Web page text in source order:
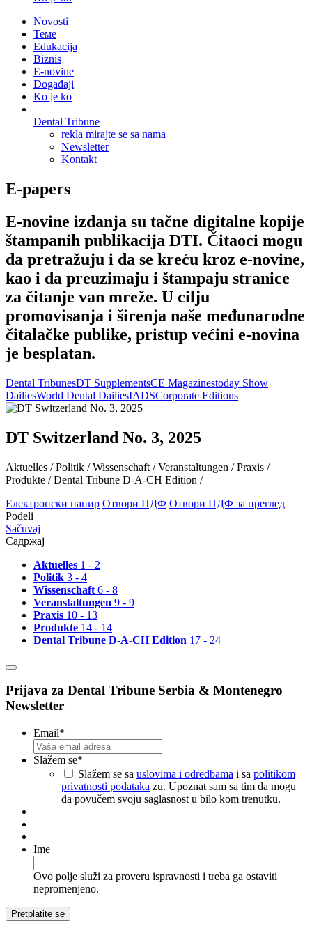
Novosti
Теме
Edukacija
Biznis
E-novine
Događaji
Ko je ko
Dental Tribune
rekla mirajte se sa nama
Newsletter
Kontakt
E-papers
E-novine izdanja su tačne digitalne kopije
štampanih publikacija DTI. Čitaoci mogu
da pretražuju i da se kreću kroz e-novine,
kao i da preuzimaju i štampaju stranice
za čitanje van mreže. U cilju
promovisanja i širenja naše međunarodne
čitalačke publike, pristup većini e-novina
je besplatan.
Dental TribunesDT SupplementsCE Magazinestoday Show
DailiesWorld Dental DailiesIADSCorporate Editions
DT Switzerland No. 3, 2025
Aktuelles /Politik /Wissenschaft /Veranstaltungen /Praxis /
Produkte /Dental Tribune D-A-CH Edition /
Електронски папир Отвори ПДФ Отвори ПДФ за преглед
Podeli
Sačuvaj
Садржај
Aktuelles 1 - 2
Politik 3 - 4
Wissenschaft 6 - 8
Veranstaltungen 9 - 9
Praxis 10 - 13
Produkte 14 - 14
Dental Tribune D-A-CH Edition 17 - 24
Prijava za Dental Tribune Serbia & Montenegro
Newsletter
Email*
Slažem se*
Slažem se sa uslovima i odredbama i sa politikom
privatnosti podataka zu. Upoznat sam sa tim da mogu
da povučem svoju saglasnost u bilo kom trenutku.
Ime
Ovo polje služi za proveru ispravnosti i treba ga ostaviti
nepromenjeno.